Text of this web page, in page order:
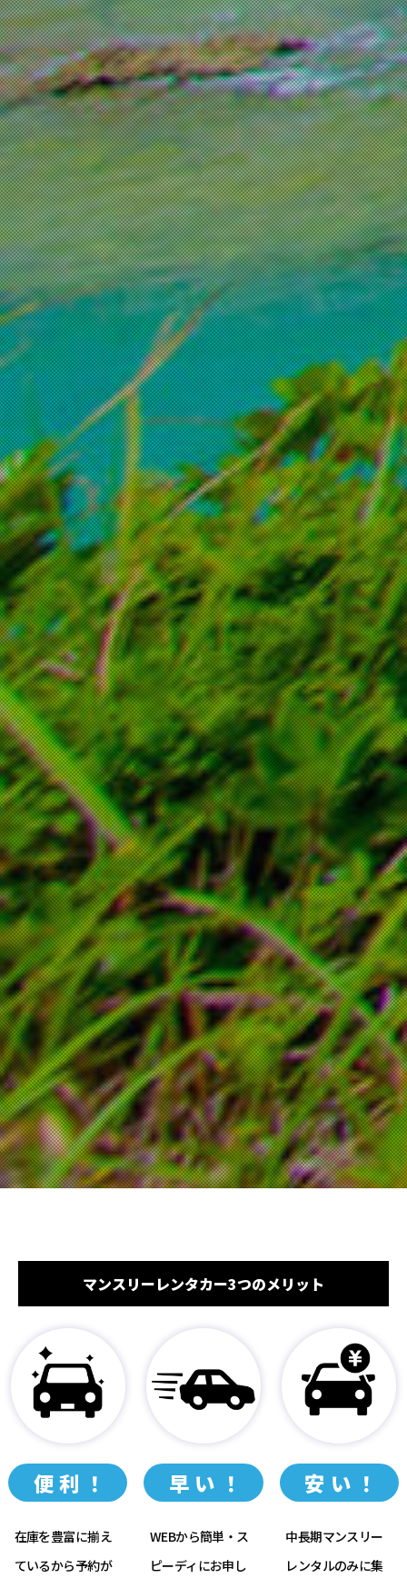
マンスリーレンタカー3つのメリット
便利！
在庫を豊富に揃え
ているから予約が
早い！
WEBから簡単・ス
ピーディにお申し
安い！
中長期マンスリー
レンタルのみに集